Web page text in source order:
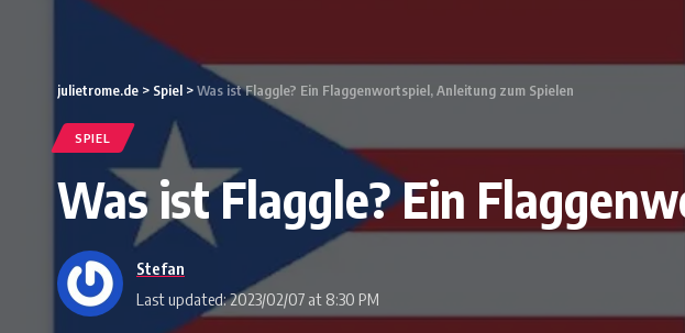
julietrome.de > Spiel >Was ist Flaggle? Ein Flaggenwortspiel, Anleitung zum Spielen
SPIEL
Was ist Flaggle? Ein
Last updated: 2023/02/07 at 8:30 PM
Stefan